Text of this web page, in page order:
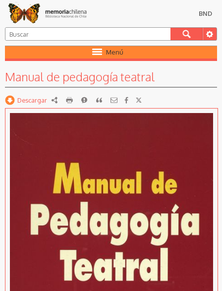
BND
Menú
Manual de pedagogía teatral
Descargar RDF imprimirReportarCitar